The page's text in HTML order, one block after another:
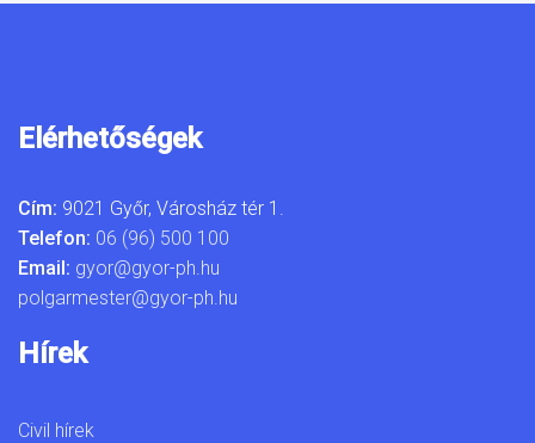
Elérhetőségek
Cím: 9021 Győr, Városház tér 1.
Telefon: 06 (96) 500 100
Email: gyor@gyor-ph.hu
polgarmester@gyor-ph.hu
Hírek
Civil hírek